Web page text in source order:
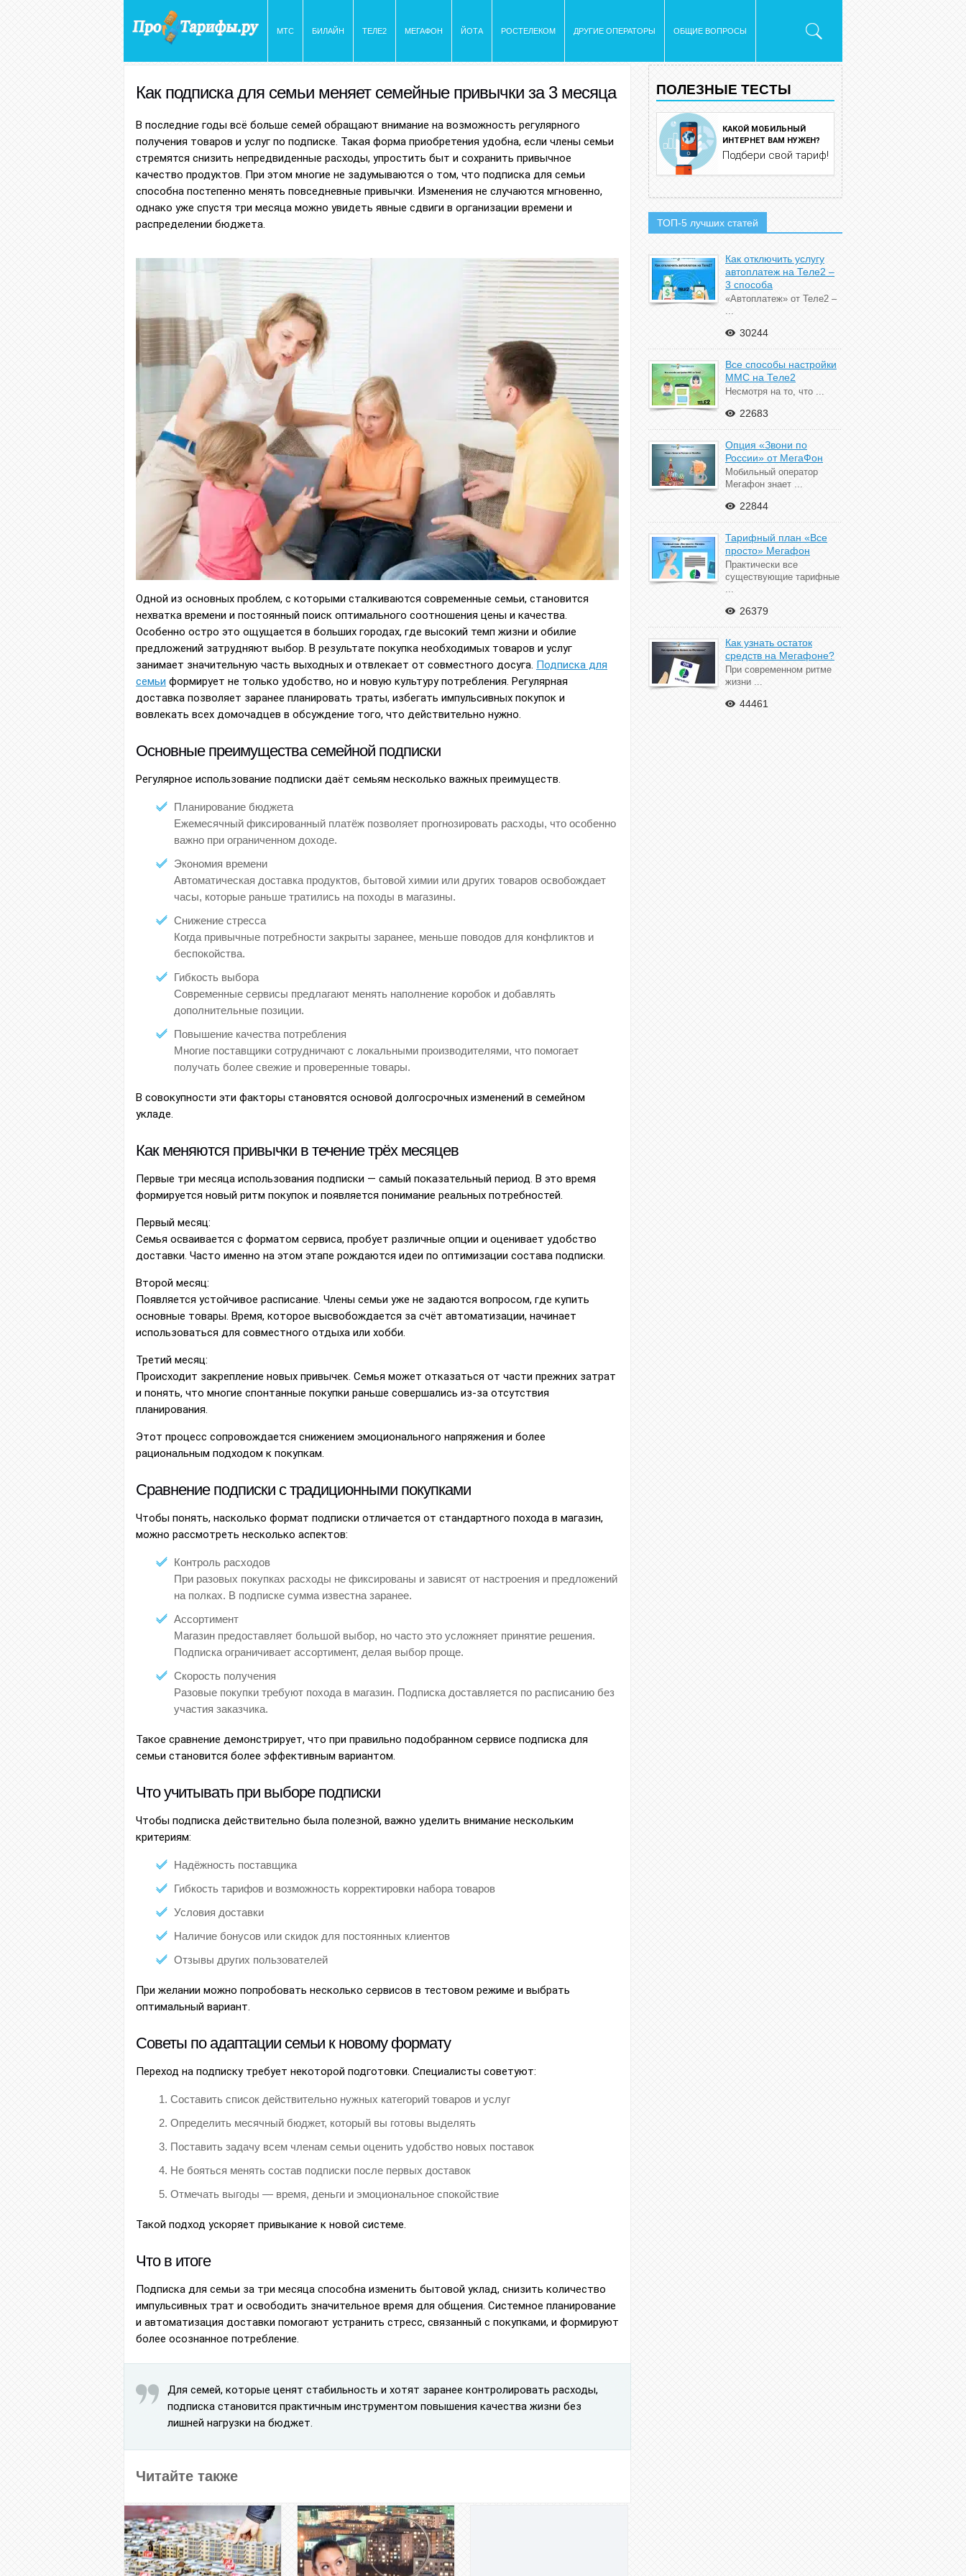
МТС БИЛАЙН ТЕЛЕ2 МЕГАФОН ЙОТА РОСТЕЛЕКОМ ДРУГИЕ ОПЕРАТОРЫ ОБЩИЕ ВОПРОСЫ
Как подписка для семьи меняет семейные привычки за 3 месяца
В последние годы всё больше семей обращают внимание на возможность регулярного
получения товаров и услуг по подписке. Такая форма приобретения удобна, если члены семьи
стремятся снизить непредвиденные расходы, упростить быт и сохранить привычное
качество продуктов. При этом многие не задумываются о том, что подписка для семьи
способна постепенно менять повседневные привычки. Изменения не случаются мгновенно,
однако уже спустя три месяца можно увидеть явные сдвиги в организации времени и
распределении бюджета.
Одной из основных проблем, с которыми сталкиваются современные семьи, становится
нехватка времени и постоянный поиск оптимального соотношения цены и качества.
Особенно остро это ощущается в больших городах, где высокий темп жизни и обилие
предложений затрудняют выбор. В результате покупка необходимых товаров и услуг
занимает значительную часть выходных и отвлекает от совместного досуга. Подписка для
семьи формирует не только удобство, но и новую культуру потребления. Регулярная
доставка позволяет заранее планировать траты, избегать импульсивных покупок и
вовлекать всех домочадцев в обсуждение того, что действительно нужно.
Основные преимущества семейной подписки
Регулярное использование подписки даёт семьям несколько важных преимуществ.
Планирование бюджета
Ежемесячный фиксированный платёж позволяет прогнозировать расходы, что особенно
важно при ограниченном доходе.
Экономия времени
Автоматическая доставка продуктов, бытовой химии или других товаров освобождает
часы, которые раньше тратились на походы в магазины.
Снижение стресса
Когда привычные потребности закрыты заранее, меньше поводов для конфликтов и
беспокойства.
Гибкость выбора
Современные сервисы предлагают менять наполнение коробок и добавлять
дополнительные позиции.
Повышение качества потребления
Многие поставщики сотрудничают с локальными производителями, что помогает
получать более свежие и проверенные товары.
В совокупности эти факторы становятся основой долгосрочных изменений в семейном
укладе.
Как меняются привычки в течение трёх месяцев
Первые три месяца использования подписки — самый показательный период. В это время
формируется новый ритм покупок и появляется понимание реальных потребностей.
Первый месяц:
Семья осваивается с форматом сервиса, пробует различные опции и оценивает удобство
доставки. Часто именно на этом этапе рождаются идеи по оптимизации состава подписки.
Второй месяц:
Появляется устойчивое расписание. Члены семьи уже не задаются вопросом, где купить
основные товары. Время, которое высвобождается за счёт автоматизации, начинает
использоваться для совместного отдыха или хобби.
Третий месяц:
Происходит закрепление новых привычек. Семья может отказаться от части прежних затрат
и понять, что многие спонтанные покупки раньше совершались из-за отсутствия
планирования.
Этот процесс сопровождается снижением эмоционального напряжения и более
рациональным подходом к покупкам.
Сравнение подписки с традиционными покупками
Чтобы понять, насколько формат подписки отличается от стандартного похода в магазин,
можно рассмотреть несколько аспектов:
Контроль расходов
При разовых покупках расходы не фиксированы и зависят от настроения и предложений
на полках. В подписке сумма известна заранее.
Ассортимент
Магазин предоставляет большой выбор, но часто это усложняет принятие решения.
Подписка ограничивает ассортимент, делая выбор проще.
Скорость получения
Разовые покупки требуют похода в магазин. Подписка доставляется по расписанию без
участия заказчика.
Такое сравнение демонстрирует, что при правильно подобранном сервисе подписка для
семьи становится более эффективным вариантом.
Что учитывать при выборе подписки
Чтобы подписка действительно была полезной, важно уделить внимание нескольким
критериям:
Надёжность поставщика
Гибкость тарифов и возможность корректировки набора товаров
Условия доставки
Наличие бонусов или скидок для постоянных клиентов
Отзывы других пользователей
При желании можно попробовать несколько сервисов в тестовом режиме и выбрать
оптимальный вариант.
Советы по адаптации семьи к новому формату
Переход на подписку требует некоторой подготовки. Специалисты советуют:
Составить список действительно нужных категорий товаров и услуг
Определить месячный бюджет, который вы готовы выделять
Поставить задачу всем членам семьи оценить удобство новых поставок
Не бояться менять состав подписки после первых доставок
Отмечать выгоды — время, деньги и эмоциональное спокойствие
Такой подход ускоряет привыкание к новой системе.
Что в итоге
Подписка для семьи за три месяца способна изменить бытовой уклад, снизить количество
импульсивных трат и освободить значительное время для общения. Системное планирование
и автоматизация доставки помогают устранить стресс, связанный с покупками, и формируют
более осознанное потребление.
Для семей, которые ценят стабильность и хотят заранее контролировать расходы,
подписка становится практичным инструментом повышения качества жизни без
лишней нагрузки на бюджет.
Читайте также
ПОЛЕЗНЫЕ ТЕСТЫ
КАКОЙ МОБИЛЬНЫЙ
ИНТЕРНЕТ ВАМ НУЖЕН?
Подбери свой тариф!
ТОП-5 лучших статей
Как отключить услугу
автоплатеж на Теле2 –
3 способа
«Автоплатеж» от Теле2 –
...
30244
Все способы настройки
ММС на Теле2
Несмотря на то, что ...
22683
Опция «Звони по
России» от МегаФон
Мобильный оператор
Мегафон знает ...
22844
Тарифный план «Все
просто» Мегафон
Практически все
существующие тарифные
...
26379
Как узнать остаток
средств на Мегафоне?
При современном ритме
жизни ...
44461